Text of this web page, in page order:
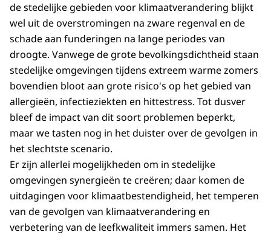
de stedelijke gebieden voor klimaatverandering blijkt
wel uit de overstromingen na zware regenval en de
schade aan funderingen na lange periodes van
droogte. Vanwege de grote bevolkingsdichtheid staan
stedelijke omgevingen tijdens extreem warme zomers
bovendien bloot aan grote risico's op het gebied van
allergieën, infectieziekten en hittestress. Tot dusver
bleef de impact van dit soort problemen beperkt,
maar we tasten nog in het duister over de gevolgen in
het slechtste scenario.
Er zijn allerlei mogelijkheden om in stedelijke
omgevingen synergieën te creëren; daar komen de
uitdagingen voor klimaatbestendigheid, het temperen
van de gevolgen van klimaatverandering en
verbetering van de leefkwaliteit immers samen. Het